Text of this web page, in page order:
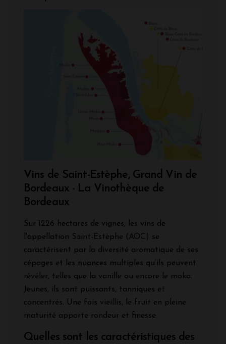
Vins de Saint-Estèphe, Grand Vin de
Bordeaux - La Vinothèque de
Bordeaux
Sur 1226 hectares de vignes, les vins de
l'appellation Saint-Estèphe (AOC) se
caractérisent par la diversité aromatique de ses
cépages et les nuances multiples qu’ils peuvent
révéler, telles que la vanille ou encore le moka.
Jeunes, ils sont puissants, tanniques et
concentrés. Une fois vieillis, le fruit en pleine
maturité apporte rondeur et finesse.
Quelles sont les caractéristiques des